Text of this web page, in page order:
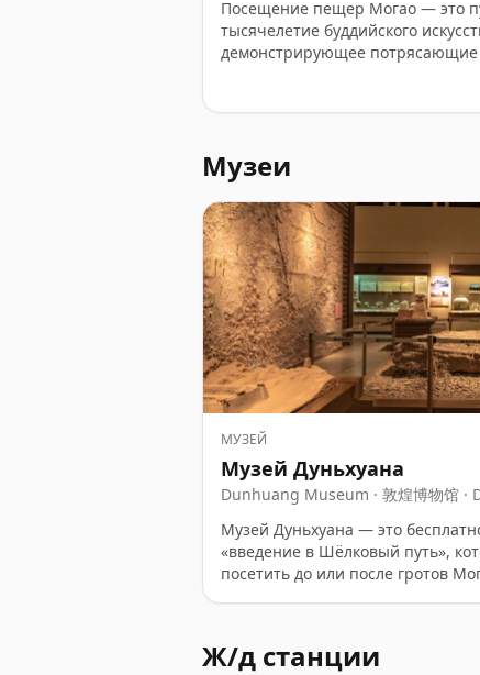
Посещение пещер Могао — это
тысячелетие буддийского
демонстрирующее потрясающие
предлагающий уникальный
Музеи
МУЗЕЙ
Музей Дуньхуана
Dunhuang Museum · 敦煌博物馆
Музей Дуньхуана — это
«введение в Шёлковый путь»,
посетить до или после гротов
Из минусов отмечают
Ж/д станции